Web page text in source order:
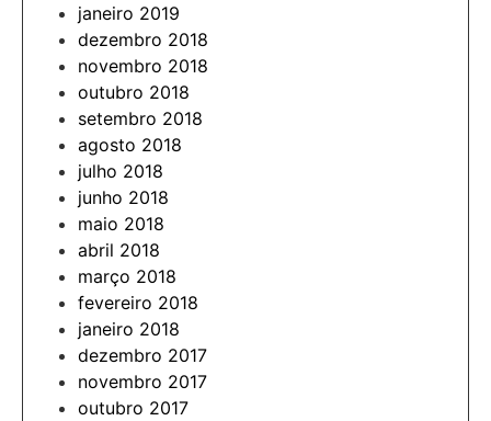
janeiro 2019
dezembro 2018
novembro 2018
outubro 2018
setembro 2018
agosto 2018
julho 2018
junho 2018
maio 2018
abril 2018
março 2018
fevereiro 2018
janeiro 2018
dezembro 2017
novembro 2017
outubro 2017